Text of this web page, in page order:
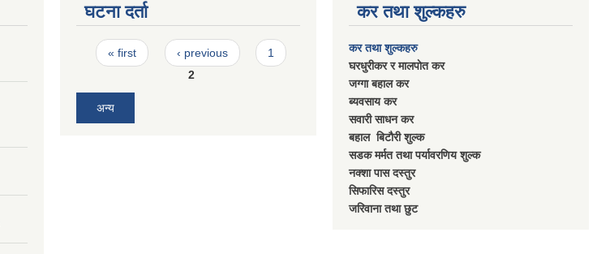
घटना दर्ता
Pages
« first ‹ previous
1
2
अन्य
कर तथा शुल्कहरु
कर तथा शुल्कहरु
घरधुरीकर र मालपाेत कर
जग्गा बहाल कर
ब्यवसाय कर
सवारी साधन कर
बहाल बिटाैरी शुल्क
सडक मर्मत तथा पर्यावरणिय शुल्क
नक्शा पास दस्तुर
सिफारिस दस्तुर
जरिवाना तथा छुट